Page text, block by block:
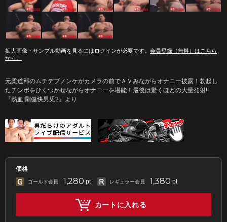
拡大画像・サンプル動画を見るにはログインが必要です。 会員登録（無料）はこちら
から。
元柔道部のムチデブノンケがカメラの前でＡＶみながらオナニー披露！勃起し
たチンポをひくつかせながらオナニーを堪能！最後は驚くほどの大量発射!!
『熱血!剛健快男児2』より
価格
ゴールド会員 1,280 pt レギュラー会員 1,380 pt
カートに入れる